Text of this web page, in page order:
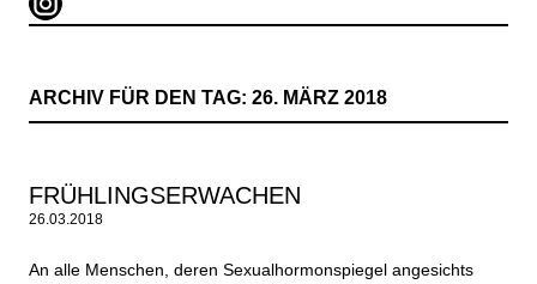
ARCHIV FÜR DEN TAG: 26. MÄRZ 2018
FRÜHLINGSERWACHEN
26.03.2018
An alle Menschen, deren Sexualhormonspiegel angesichts